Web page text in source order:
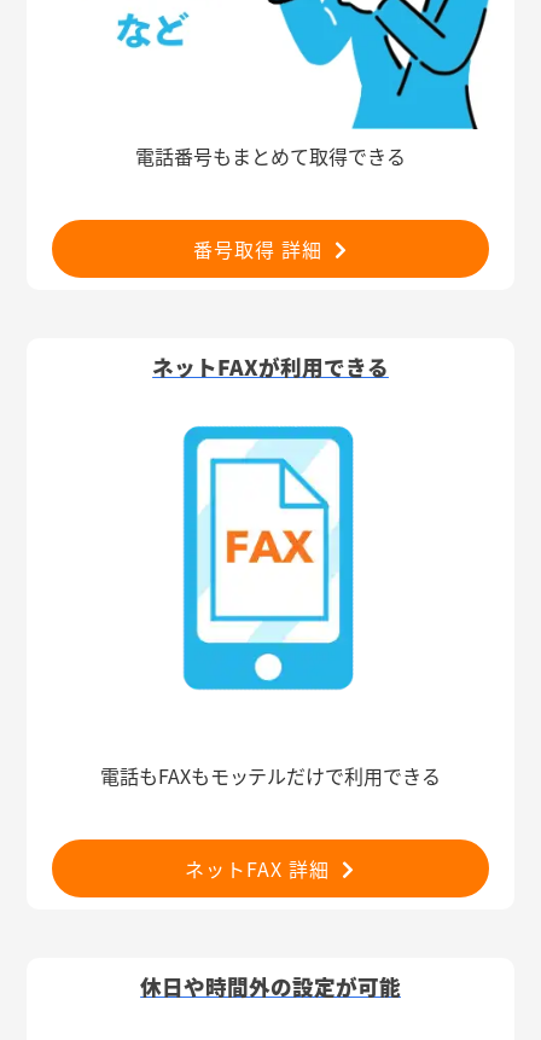
電話番号もまとめて取得できる
番号取得 詳細
ネットFAXが利用できる
電話もFAXもモッテルだけで利用できる
ネットFAX 詳細
休日や時間外の設定が可能